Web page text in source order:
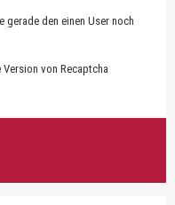
gerade den einen User noch
von Recaptcha